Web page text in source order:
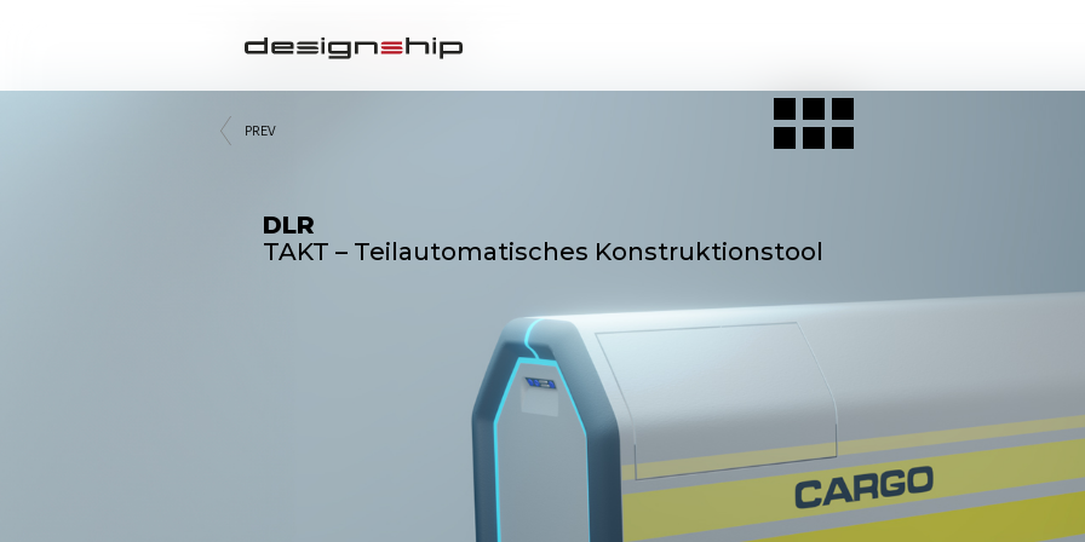
PREV
DLR
TAKT – Teilautomatisches Konstruktionstool